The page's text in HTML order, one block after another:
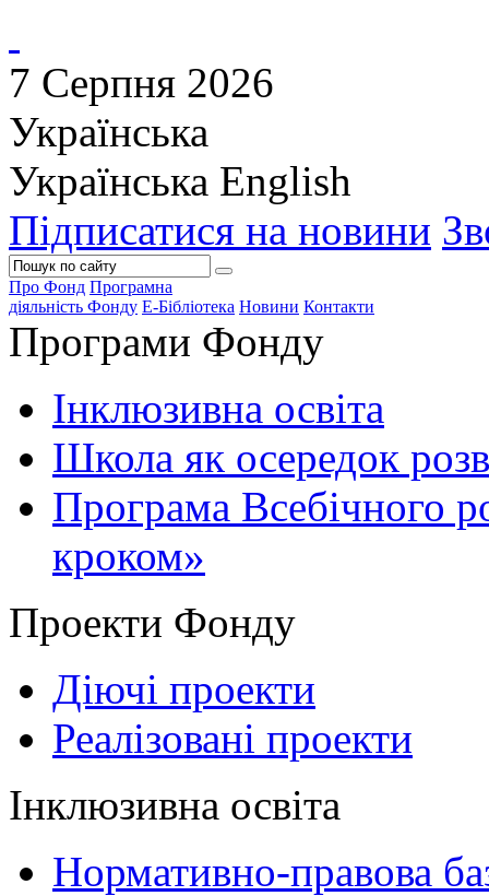
7 Серпня 2026
Українська
Українська English
Підписатися на новини
Про Фонд Програмна
діяльність Фонду Е-Бібліотека Новини Контакти
Програми Фонду
Інклюзивна освіта
Школа як осередок
Програма Всебічного
кроком»
Проекти Фонду
Діючі проекти
Реалізовані проекти
Інклюзивна освіта
Нормативно-правова